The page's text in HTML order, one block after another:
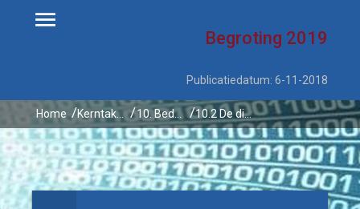
Begroting 2019
Publicatiedatum: 6-11-2018
Home 10. Bedrijfsvoering 10.2 De digitale provincie